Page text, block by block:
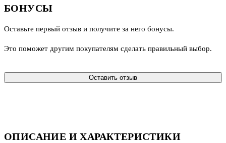
ОПИСАНИЕ И ХАРАКТЕРИСТИКИ
БОНУСЫ
Оставьте первый отзыв и получите за него бонусы.
Это поможет другим покупателям сделать правильный выбор.
Оставить отзыв